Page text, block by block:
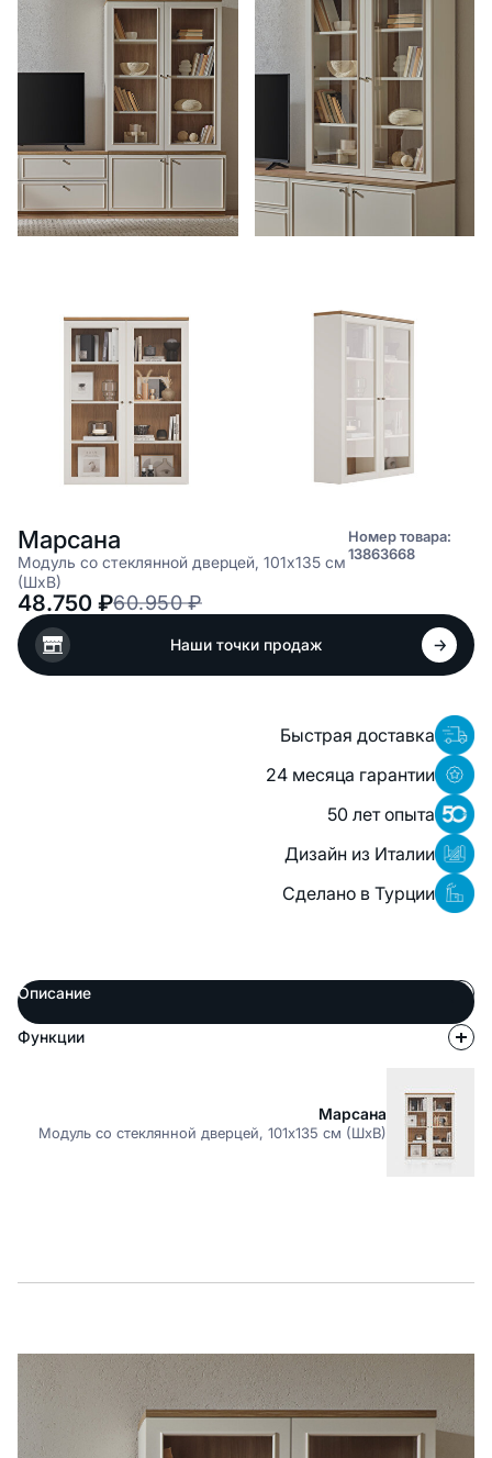
Марсана
Модуль со стеклянной дверцей, 101x135 см
(ШхВ)
Номер товара:
13863668
60.950 ₽
48.750 ₽
Наши точки продаж
Быстрая доставка
24 месяца гарантии
50 лет опыта
Дизайн из Италии
Сделано в Турции
Описание
Функции
Марсана
Модуль со стеклянной дверцей, 101x135 см (ШхВ)